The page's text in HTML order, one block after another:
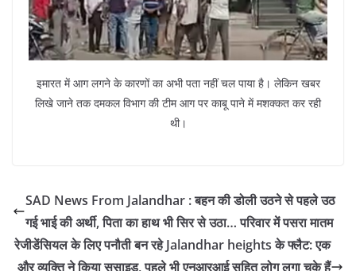
इमारत में आग लगने के कारणों का अभी पता नहीं चल पाया है। लेकिन खबर
लिखे जाने तक दमकल विभाग की टीम आग पर काबू पाने में मशक्कत कर रही
थी।
SAD News From Jalandhar : बहन की डोली उठने से पहले उठ
गई भाई की अर्थी, पिता का हाथ भी सिर से उठा… परिवार में पसरा मातम
रेजीडेंसियल के लिए पनौती बन रहे Jalandhar heights के फ्लैट: एक
और व्यक्ति ने किया सुसाइड, पहले भी एनआरआई सहित लोग लगा चुके हैं